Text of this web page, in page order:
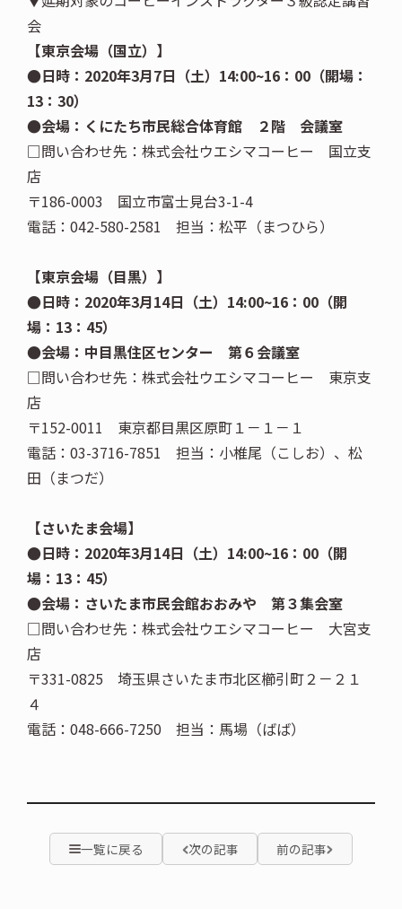
会
【東京会場（国立）】
●日時：2020年3月7日（土）14:00~16：00（開場：
13：30）
●会場：くにたち市民総合体育館 ２階 会議室
□問い合わせ先：株式会社ウエシマコーヒー 国立支
店
〒186-0003 国立市富士見台3-1-4
電話：042-580-2581 担当：松平（まつひら）
【東京会場（目黒）】
●日時：2020年3月14日（土）14:00~16：00（開
場：13：45）
●会場：中目黒住区センター 第６会議室
□問い合わせ先：株式会社ウエシマコーヒー 東京支
店
〒152-0011 東京都目黒区原町１－１－１
電話：03-3716-7851 担当：小椎尾（こしお）、松
田（まつだ）
【さいたま会場】
●日時：2020年3月14日（土）14:00~16：00（開
場：13：45）
●会場：さいたま市民会館おおみや 第３集会室
□問い合わせ先：株式会社ウエシマコーヒー 大宮支
店
〒331-0825 埼玉県さいたま市北区櫛引町２－２１
４
電話：048-666-7250 担当：馬場（ばば）
一覧に戻る 次の記事 前の記事